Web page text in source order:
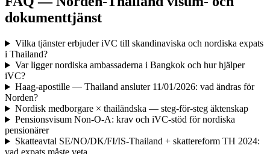
dokumenttjänst
Vilka tjänster erbjuder iVC till skandinaviska och nordiska expats
i Thailand?
Var ligger nordiska ambassaderna i Bangkok och hur hjälper
iVC?
Haag-apostille — Thailand ansluter 11/01/2026: vad ändras för
Norden?
Nordisk medborgare × thailändska — steg-för-steg äktenskap
Pensionsvisum Non-O-A: krav och iVC-stöd för nordiska
pensionärer
Skatteavtal SE/NO/DK/FI/IS-Thailand + skattereform TH 2024: